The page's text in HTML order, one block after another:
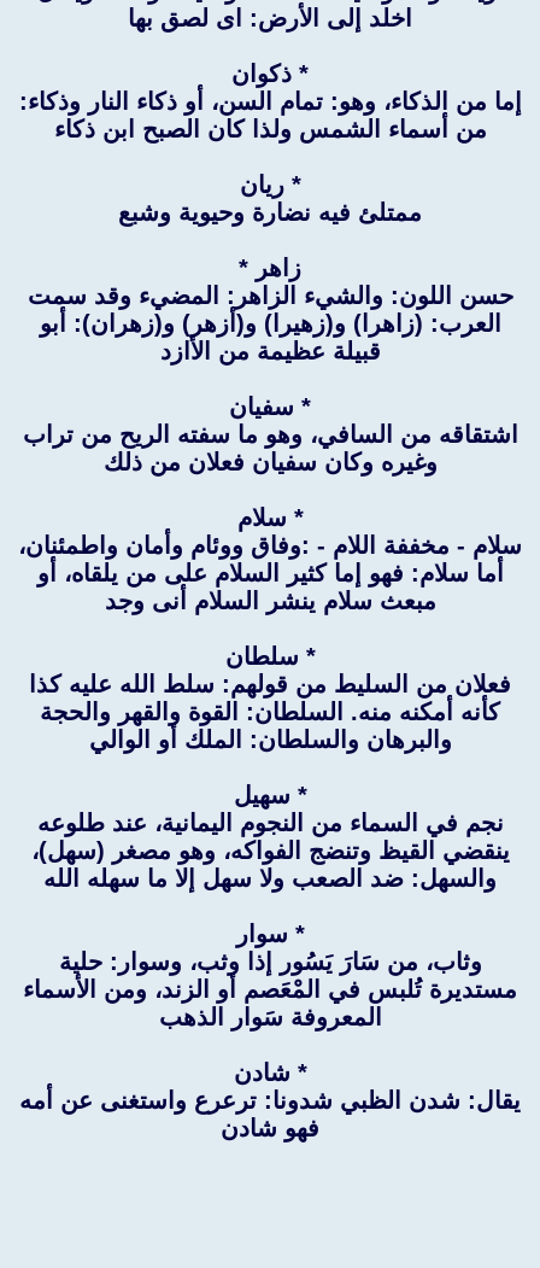
اخلد إلى الأرض: اى لصق بها
* ذكوان
إما من الذكاء، وهو: تمام السن، أو ذكاء النار وذكاء:
من أسماء الشمس ولذا كان الصبح ابن ذكاء
* ريان
ممتلئ فيه نضارة وحيوية وشبع
زاهر *
حسن اللون: والشيء الزاهر: المضيء وقد سمت
العرب: (زاهرا) و(زهيرا) و(أزهر) و(زهران): أبو
قبيلة عظيمة من الأازد
* سفيان
اشتقاقه من السافي، وهو ما سفته الريح من تراب
وغيره وكان سفيان فعلان من ذلك
* سلام
سلام - مخففة اللام - :وفاق ووئام وأمان واطمئنان،
أما سلام: فهو إما كثير السلام على من يلقاه، أو
مبعث سلام ينشر السلام أنى وجد
* سلطان
فعلان من السليط من قولهم: سلط الله عليه كذا
كأنه أمكنه منه. السلطان: القوة والقهر والحجة
والبرهان والسلطان: الملك أو الوالي
* سهيل
نجم في السماء من النجوم اليمانية، عند طلوعه
ينقضي القيظ وتنضج الفواكه، وهو مصغر (سهل)،
والسهل: ضد الصعب ولا سهل إلا ما سهله الله
* سوار
وثاب، من سَارَ يَسُور إذا وثب، وسوار: حلية
مستديرة تُلبس في المْعَصم أو الزند، ومن الأسماء
المعروفة سَوار الذهب
* شادن
يقال: شدن الظبي شدونا: ترعرع واستغنى عن أمه
فهو شادن